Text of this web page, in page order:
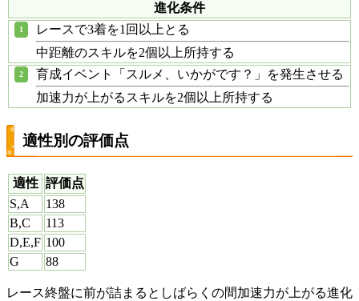
進化条件
レースで3着を1回以上とる
中距離のスキルを2個以上所持する
育成イベント「スルメ、いかがです？」を発生させる
加速力が上がるスキルを2個以上所持する
適性別の評価点
適性 評価点
S,A
138
B,C
113
D,E,F 100
G
88
レース終盤に前が詰まるとしばらくの間加速力が上がる進化